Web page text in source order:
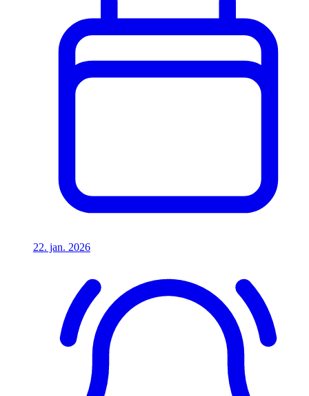
22. jan. 2026